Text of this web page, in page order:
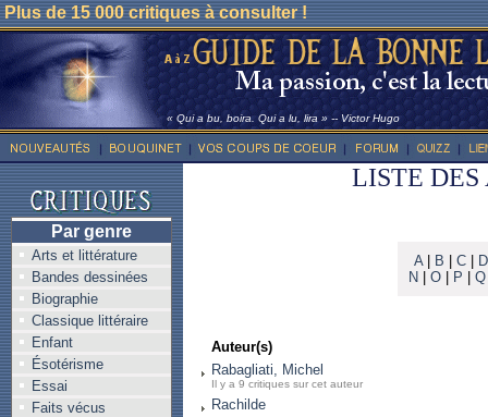
Plus de 15 000 critiques à consulter !
« Qui a bu, boira. Qui a lu, lira » -- Victor Hugo
Par genre
Arts et littérature
Bandes dessinées
Biographie
Classique littéraire
Enfant
Ésotérisme
Essai
Faits vécus
LISTE DES
A| B C
D
N
O| P Q
Auteur(s)
Rabagliati, Michel
Il y a 9 critiques sur cet auteur
Rachilde